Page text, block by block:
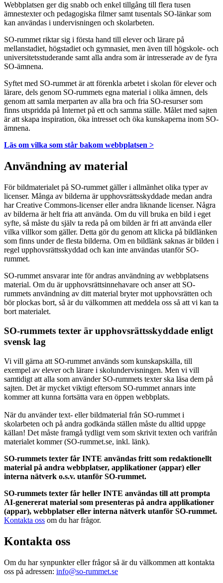
Webbplatsen ger dig snabb och enkel tillgång till flera tusen
ämnestexter och pedagogiska filmer samt tusentals SO-länkar som
kan användas i undervisningen och skolarbeten.
SO-rummet riktar sig i första hand till elever och lärare på
mellanstadiet, högstadiet och gymnasiet, men även till högskole- och
universitetsstuderande samt alla andra som är intresserade av de fyra
SO-ämnena.
Syftet med SO-rummet är att förenkla arbetet i skolan för elever och
lärare, dels genom SO-rummets egna material i olika ämnen, dels
genom att samla merparten av alla bra och fria SO-resurser som
finns utspridda på Internet på ett och samma ställe. Målet med sajten
är att skapa inspiration, öka intresset och öka kunskaperna inom SO-
ämnena.
Läs om vilka som står bakom webbplatsen >
Användning av material
För bildmaterialet på SO-rummet gäller i allmänhet olika typer av
licenser. Många av bilderna är upphovsrättsskyddade medan andra
har Creative Commons-licenser eller andra liknande licenser. Några
av bilderna är helt fria att använda. Om du vill bruka en bild i eget
syfte, så måste du själv ta reda på om bilden är fri att använda eller
vilka villkor som gäller. Detta gör du genom att klicka på bildlänken
som finns under de flesta bilderna. Om en bildlänk saknas är bilden i
regel upphovsrättsskyddad och kan inte användas utanför SO-
rummet.
SO-rummet ansvarar inte för andras användning av webbplatsens
material. Om du är upphovsrättsinnehavare och anser att SO-
rummets användning av ditt material bryter mot upphovsrätten och
bör plockas bort, så är du välkommen att meddela oss så att vi kan ta
bort materialet.
SO-rummets texter är upphovsrättsskyddade enligt
svensk lag
Vi vill gärna att SO-rummet används som kunskapskälla, till
exempel av elever och lärare i skolundervisningen. Men vi vill
samtidigt att alla som använder SO-rummets texter ska läsa dem på
sajten. Det är mycket viktigt eftersom SO-rummet annars inte
kommer att kunna fortsätta vara en öppen webbplats.
När du använder text- eller bildmaterial från SO-rummet i
skolarbeten och på andra godkända ställen måste du alltid uppge
källan! Det måste framgå tydligt vem som skrivit texten och varifrån
materialet kommer (SO-rummet.se, inkl. länk).
SO-rummets texter får INTE användas fritt som redaktionellt
material på andra webbplatser, applikationer (appar) eller
interna nätverk o.s.v. utanför SO-rummet.
SO-rummets texter får heller INTE användas till att prompta
AI-genererat material som presenteras på andra applikationer
(appar), webbplatser eller interna nätverk utanför SO-rummet.
Kontakta oss om du har frågor.
Kontakta oss
Om du har synpunkter eller frågor så är du välkommen att kontakta
oss på adressen: info@so-rummet.se